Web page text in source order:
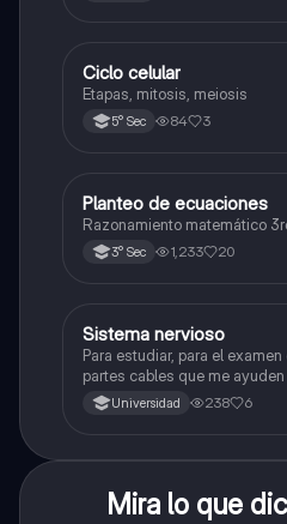
Biología
Ciclo celular
Etapas, mitosis, meiosis
5° Sec 84 3
Matemáticas
Planteo de ecuaciones
Razonamiento matemático
3° Sec 1,233 20
Biología
Sistema nervioso
Para estudiar, para el
partes cables que me
porque se me complica un
muy extenso y quisiera poder
Universidad 238 6
Mira lo que